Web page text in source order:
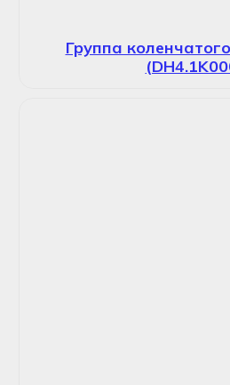
Группа